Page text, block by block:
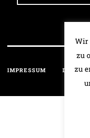
IMPRESSUM
Wir
zu
zu